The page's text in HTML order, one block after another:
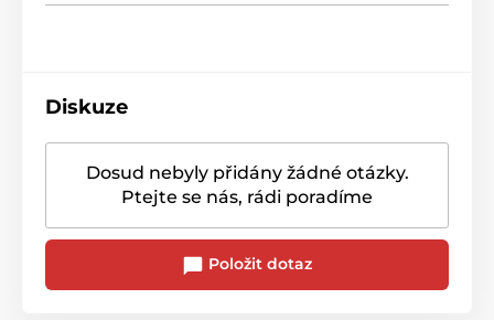
Diskuze
Dosud nebyly přidány žádné otázky.
Ptejte se nás, rádi poradíme
Položit dotaz